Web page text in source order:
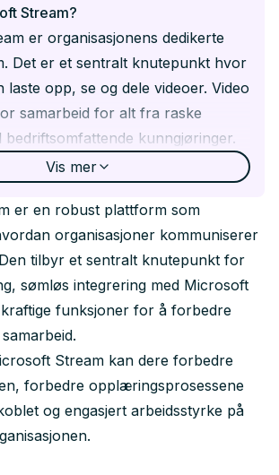
Stream?
er organisasjonens dedikerte
Det er et sentralt knutepunkt hvor
laste opp, se og dele videoer. Video
samarbeid for alt fra raske
bedriftsomfattende kunngjøringer.
Stream gagne
forbedrer
Enten dere trenger
en ny prosedyre med en
eller dele en melding fra
direktør, hjelper Stream med å
og engasjerte gjennom
Microsoft Stream med andre
Stream integreres sømløst
Vis mer
er en robust plattform som
organisasjoner kommuniserer
tilbyr et sentralt knutepunkt for
sømløs integrering med Microsoft
funksjoner for å forbedre
Stream kan dere forbedre
forbedre opplæringsprosessene
og engasjert arbeidsstyrke på